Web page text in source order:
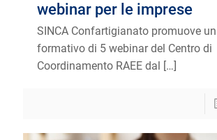
webinar per le imprese
SINCA Confartigianato promuove
formativo di 5 webinar del Centro di
Coordinamento RAEE dal
[…]